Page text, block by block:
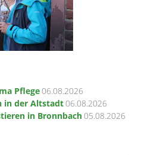
Pflege06.08.2026
in der Altstadt06.08.2026
in Bronnbach05.08.2026